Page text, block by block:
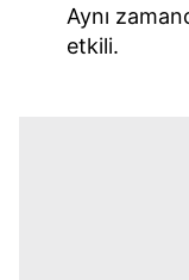
Aynı
etkili.